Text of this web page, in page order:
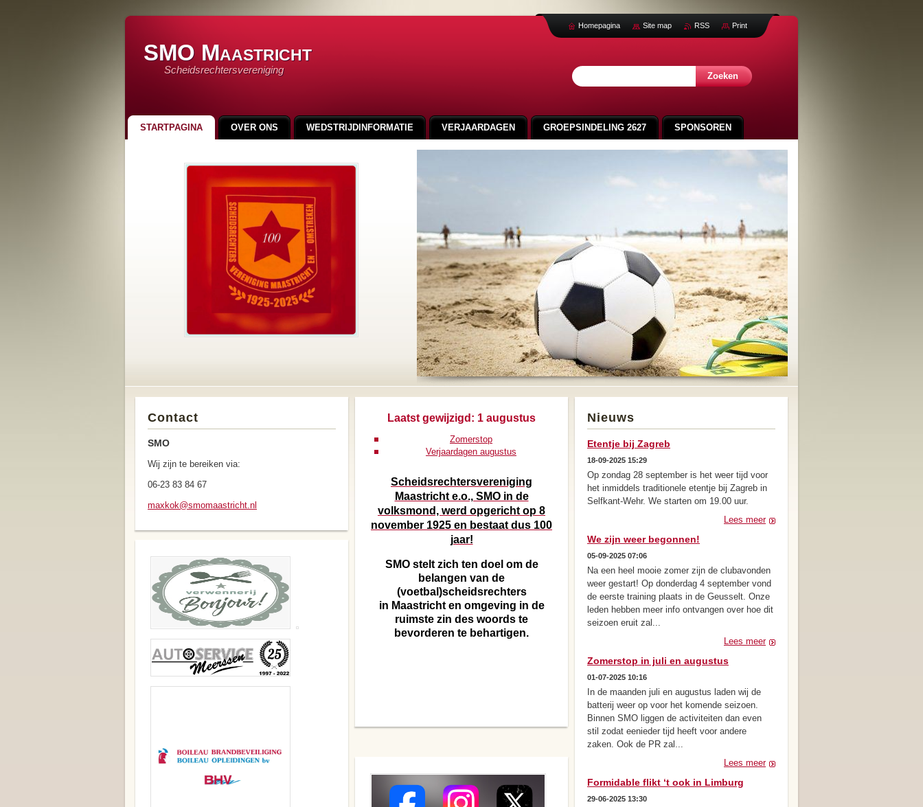
SMO Maastricht
Scheidsrechtersvereniging
Laatst gewijzigd: 1 augustus
Zomerstop
Verjaardagen augustus
Scheidsrechtersvereniging
Maastricht e.o., SMO in de
volksmond, werd opgericht op 8
november 1925 en bestaat dus 100
jaar!
SMO stelt zich ten doel om de
belangen van de
(voetbal)scheidsrechters
in Maastricht en omgeving in de
ruimste zin des woords te
bevorderen te behartigen.
Nieuws
Etentje bij Zagreb
18-09-2025 15:29
Op zondag 28 september is het weer tijd voor
het inmiddels traditionele etentje bij Zagreb in
Selfkant-Wehr. We starten om 19.00 uur.
Lees meer
We zijn weer begonnen!
05-09-2025 07:06
Na een heel mooie zomer zijn de clubavonden
weer gestart! Op donderdag 4 september vond
de eerste training plaats in de Geusselt. Onze
leden hebben meer info ontvangen over hoe dit
seizoen eruit zal...
Lees meer
Zomerstop in juli en augustus
01-07-2025 10:16
In de maanden juli en augustus laden wij de
batterij weer op voor het komende seizoen.
Binnen SMO liggen de activiteiten dan even
stil zodat eenieder tijd heeft voor andere
zaken. Ook de PR zal...
Lees meer
Formidable flikt ‘t ook in Limburg
29-06-2025 13:30
Contact
SMO
Wij zijn te bereiken via:
06-23 83 84 67
maxkok@smomaastricht.nl
STARTPAGINA OVER ONS WEDSTRIJDINFORMATIE VERJAARDAGEN GROEPSINDELING 2627 SPONSOREN
VEELGESTELDE VRAGEN NIEUWS SVA CUP 2024 SVA CUP 2025 LEDENLIJST
100 JAAR SMO FOTO'S 100 JAAR SMO
Homepagina Site map RSS Print